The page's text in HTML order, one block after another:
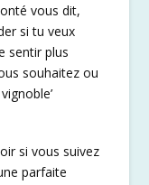
vous dit,
si tu veux
sentir plus
souhaitez ou
si vous suivez
parfaite